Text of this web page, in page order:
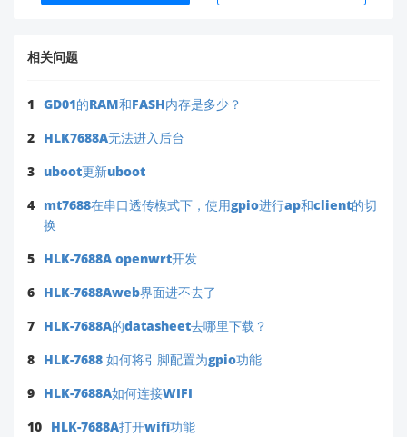
相关问题
1 GD01的RAM和FASH内存是多少？
2 HLK7688A无法进入后台
3 uboot更新uboot
4 mt7688在串口透传模式下，使用gpio进行ap和client的切
换
5 HLK-7688A openwrt开发
6 HLK-7688Aweb界面进不去了
7 HLK-7688A的datasheet去哪里下载？
8 HLK-7688 如何将引脚配置为gpio功能
9 HLK-7688A如何连接WIFI
10 HLK-7688A打开wifi功能